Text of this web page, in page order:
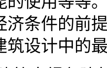
济条件的前
筑设计中的